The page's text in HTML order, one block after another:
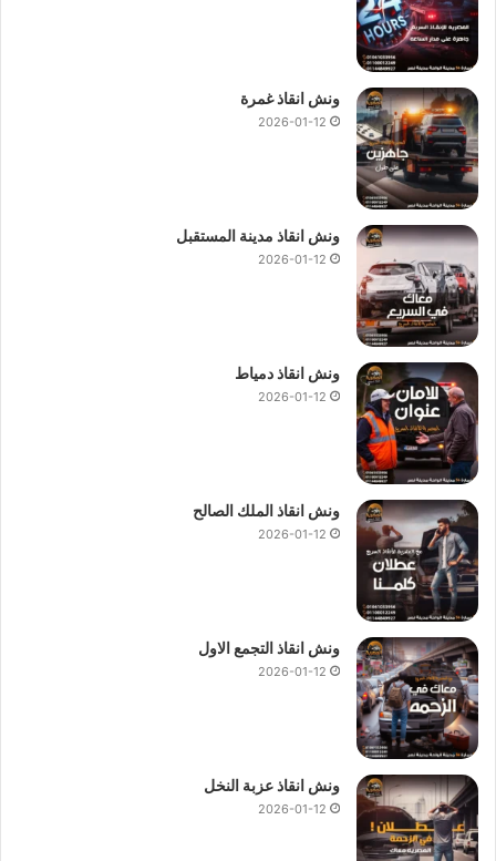
ونش انقاذ غمرة
2026-01-12
ونش انقاذ مدينة المستقبل
2026-01-12
ونش انقاذ دمياط
2026-01-12
ونش انقاذ الملك الصالح
2026-01-12
ونش انقاذ التجمع الاول
2026-01-12
ونش انقاذ عزبة النخل
2026-01-12